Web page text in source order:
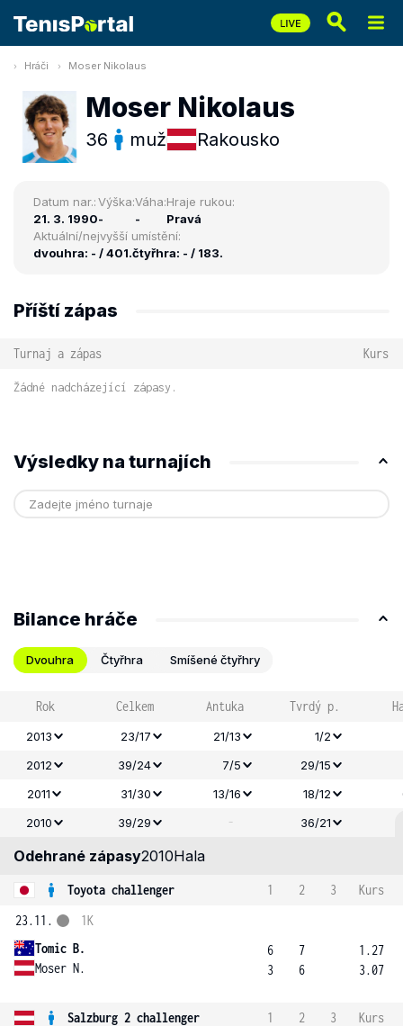
Hráči Moser Nikolaus
Moser Nikolaus
36 muž Rakousko
Datum nar.:
21. 3. 1990
Výška:
-
Váha:
-
Hraje rukou:
Pravá
Aktuální/nejvyšší umístění:
dvouhra: - / 401.čtyřhra: - / 183.
Příští zápas
Turnaj a zápas Kurs
Žádné nadcházející zápasy.
Výsledky na turnajích
Bilance hráče
Dvouhra Čtyřhra Smíšené čtyřhry
Rok Celkem Antuka Tvrdý p.
2013 23/17 21/13
1/2
2012
39/24 7/5 29/15
2011
31/30 13/16 18/12
2010
39/29 - 36/21
Odehrané zápasy2010Hala
Toyota challenger 1 2 3
Kurs
23.11.
Tomic B.
Moser N.
1K
6
3
7
6
1.27
3.07
Salzburg 2 challenger 1 2 3
Kurs